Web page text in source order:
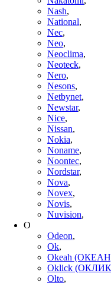
Nash,
National,
Nec,
Neo,
Neoclima,
Neoteck,
Nero,
Nesons,
Netbynet,
Newstar,
Nice,
Nissan,
Nokia,
Noname,
Noontec,
Nordstar,
Nova,
Novex,
Novis,
Nuvision,
O
Odeon,
Ok,
Okeah
Oklick
Olto,